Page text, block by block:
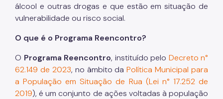
álcool e outras drogas e que estão em situação de
vulnerabilidade ou risco social.
O que é o Programa Reencontro?
O Programa Reencontro, instituído pelo Decreto n°
62.149 de 2023, no âmbito daPolítica Municipal para
a População em Situação de Rua (Lei n° 17.252 de
2019), é um conjunto de ações voltadas à população